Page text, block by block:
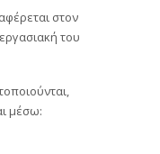
στον
του
μέσω: